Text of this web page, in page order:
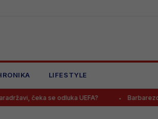
LIFESTYLE
odluka UEFA? Barbarezova